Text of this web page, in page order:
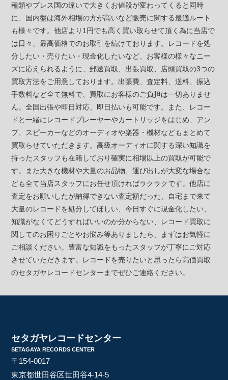
種類やプレス国の違いで大きくお値段が変わってくると同時
に、国内盤は海外相場の方が高いなど販売に関する最適ルート
も様々です。他店より1円でも高く買い取らせて頂く為に当店で
は日々、最高価格でのお取引を続けております。レコードを処
分したい・売りたい・現金化したいなど、お客様の様々なニー
ズに応えられるように、郵送買取、出張買取、店頭買取の3つの
買取方法をご用意しております。出張費、査定料、送料、振込
手数料など全て無料で、買取にお客様のご負担は一切ありませ
ん。全国出張や即日対応、即日払いも可能です。また、レコー
ドと一緒にレコードプレーヤーやカートリッジをはじめ、アン
プ、スピーカーなどのオーディオや楽器・機材などもまとめて
買取らせていただきます。高級オーディオに関する深い知識を
持ったスタッフも在籍しており確実に相場以上の買取が可能で
す。また大きな機材や大量のお品物、運び出しが大変な場合な
ども全て当店スタッフにお任せ頂ければラクラクです。他店に
査定をお願いしたが納得できない査定額だった、自宅まで来て
大量のレコードを処分してほしい、今日すぐに現金化したい、
知識がなくてどうすればいいのか分からない、レコード買取に
関してのお困りごとやお悩み等ありましたら、まずはお気軽に
ご相談ください。豊富な知識をもったスタッフが丁寧にご対応
させていただきます。レコードを売りたいと思ったら高価買取
のセタガヤレコードセンターまでぜひご連絡ください。
セタガヤレコードセンター
SETAGAYA RECORDS CENTER
〒154-0017
東京都世田谷区世田谷4-14-5